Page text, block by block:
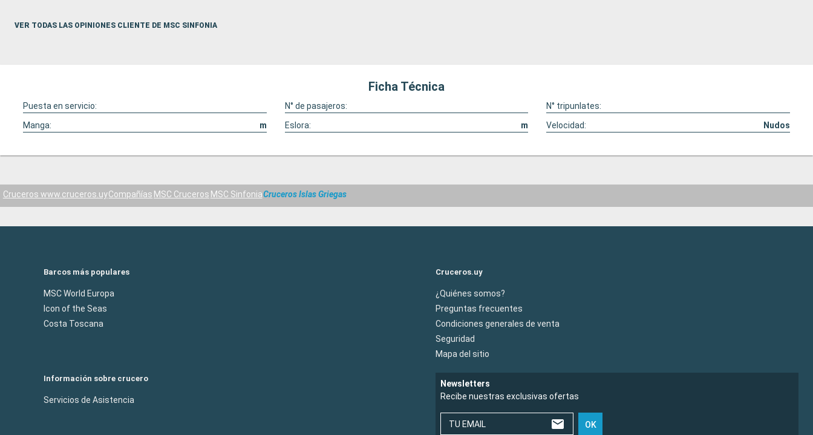
VER TODAS LAS OPINIONES CLIENTE DE MSC SINFONIA
Ficha Técnica
Puesta en servicio: N° de pasajeros:
N° tripunlates:
Manga:
m Eslora: m Velocidad: Nudos
Cruceros www.cruceros.uyCompañías MSC Cruceros MSC SinfoniaCruceros Islas Griegas
Barcos más populares
MSC World Europa
Icon of the Seas
Costa Toscana
Cruceros.uy
¿Quiénes somos?
Preguntas frecuentes
Condiciones generales de venta
Seguridad
Mapa del sitio
Información sobre crucero
Servicios de Asistencia
Newsletters
Recibe nuestras exclusivas ofertas
TU EMAIL OK